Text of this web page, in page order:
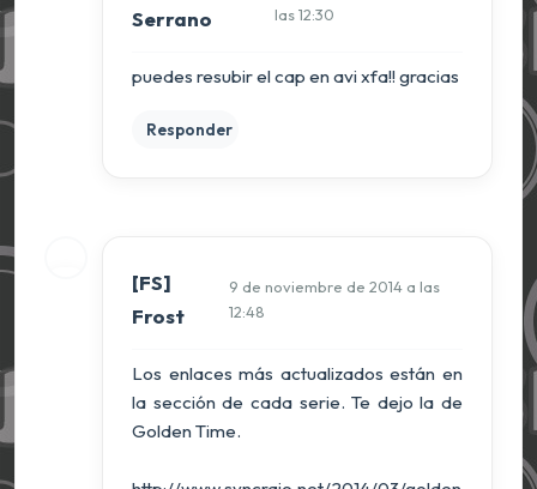
Serrano
las 12:30
puedes resubir el cap en avi xfa!! gracias
Responder
[FS]
Frost
9 de noviembre de 2014 a las
12:48
Los enlaces más actualizados están en
la sección de cada serie. Te dejo la de
Golden Time.